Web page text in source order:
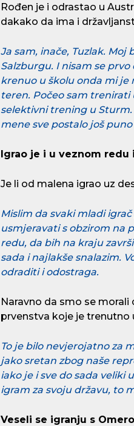
Rođen je i odrastao u
dakako da ima i
Ja sam, inače, Tuzlak.
Salzburgu. I nisam se
krenuo u školu onda mi je
teren. Počeo sam trenirati
selektivni trening u
mene sve postalo još
Igrao je i u veznom redu
Je li od malena igrao uz
Mislim da svaki mladi
usmjeravati s obzirom na
redu, da bih na kraju
sada i najlakše snalazim.
odraditi i odostraga.
Naravno da smo se
prvenstva koje je
To je bilo nevjerojatno za
jako sretan zbog naše
iako je i sve do sada veliki
igram za svoju državu, to
Veseli se igranju s